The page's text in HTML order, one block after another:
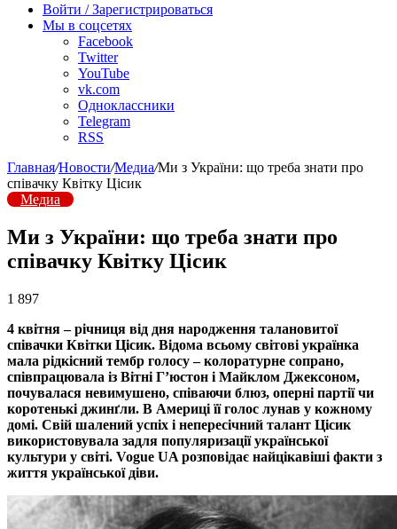
радио
Войти / Зарегистрироваться
Мы в соцсетях
Facebook
Twitter
YouTube
vk.com
Одноклассники
Telegram
RSS
Главная/Новости/Медиа/Ми з України: що треба знати про
співачку Квітку Цісик
Медиа
Ми з України: що треба знати про
співачку Квітку Цісик
1 897
4 квітня – річниця від дня народження талановитої
співачки Квітки Цісик. Відома всьому світові українка
мала рідкісний тембр голосу – колоратурне сопрано,
співпрацювала із Вітні Г’юстон і Майклом Джексоном,
почувалася невимушено, співаючи блюз, оперні партії чи
коротенькі джинґли. В Америці її голос лунав у кожному
домі. Свій шалений успіх і непересічний талант Цісик
використовувала задля популяризації української
культури у світі. Vogue UA розповідає найцікавіші факти з
життя української діви.